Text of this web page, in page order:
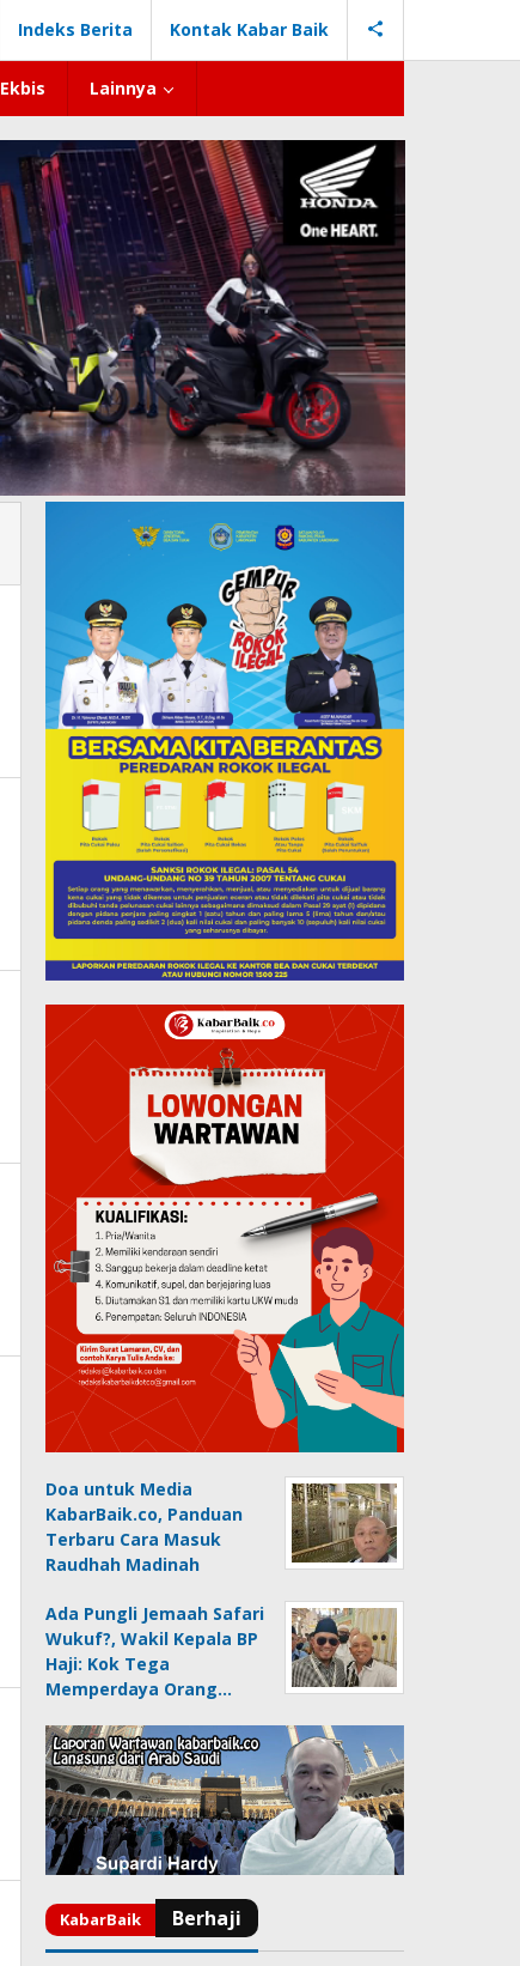
Indeks Berita Kontak Kabar Baik
Ekbis Lainnya
Doa untuk Media
KabarBaik.co, Panduan
Terbaru Cara Masuk
Raudhah Madinah
Ada Pungli Jemaah Safari
Wukuf?, Wakil Kepala BP
Haji: Kok Tega
Memperdaya Orang…